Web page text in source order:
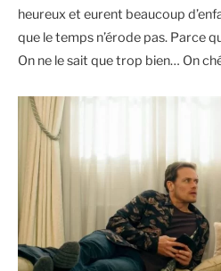
heureux et eurent beaucoup
que le temps n’érode pas. Parce
On ne le sait que trop bien… On